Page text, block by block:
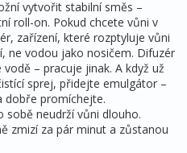
vytvořit stabilní směs –
roll-on. Pokud chcete vůni v
, zařízení, které rozptyluje vůni
ne vodou jako nosičem. Difuzér
– pracuje jinak. A když už
sprej, přidejte emulgátor –
dobře promíchejte.
neudrží vůni dlouho.
zmizí za pár minut a zůstanou